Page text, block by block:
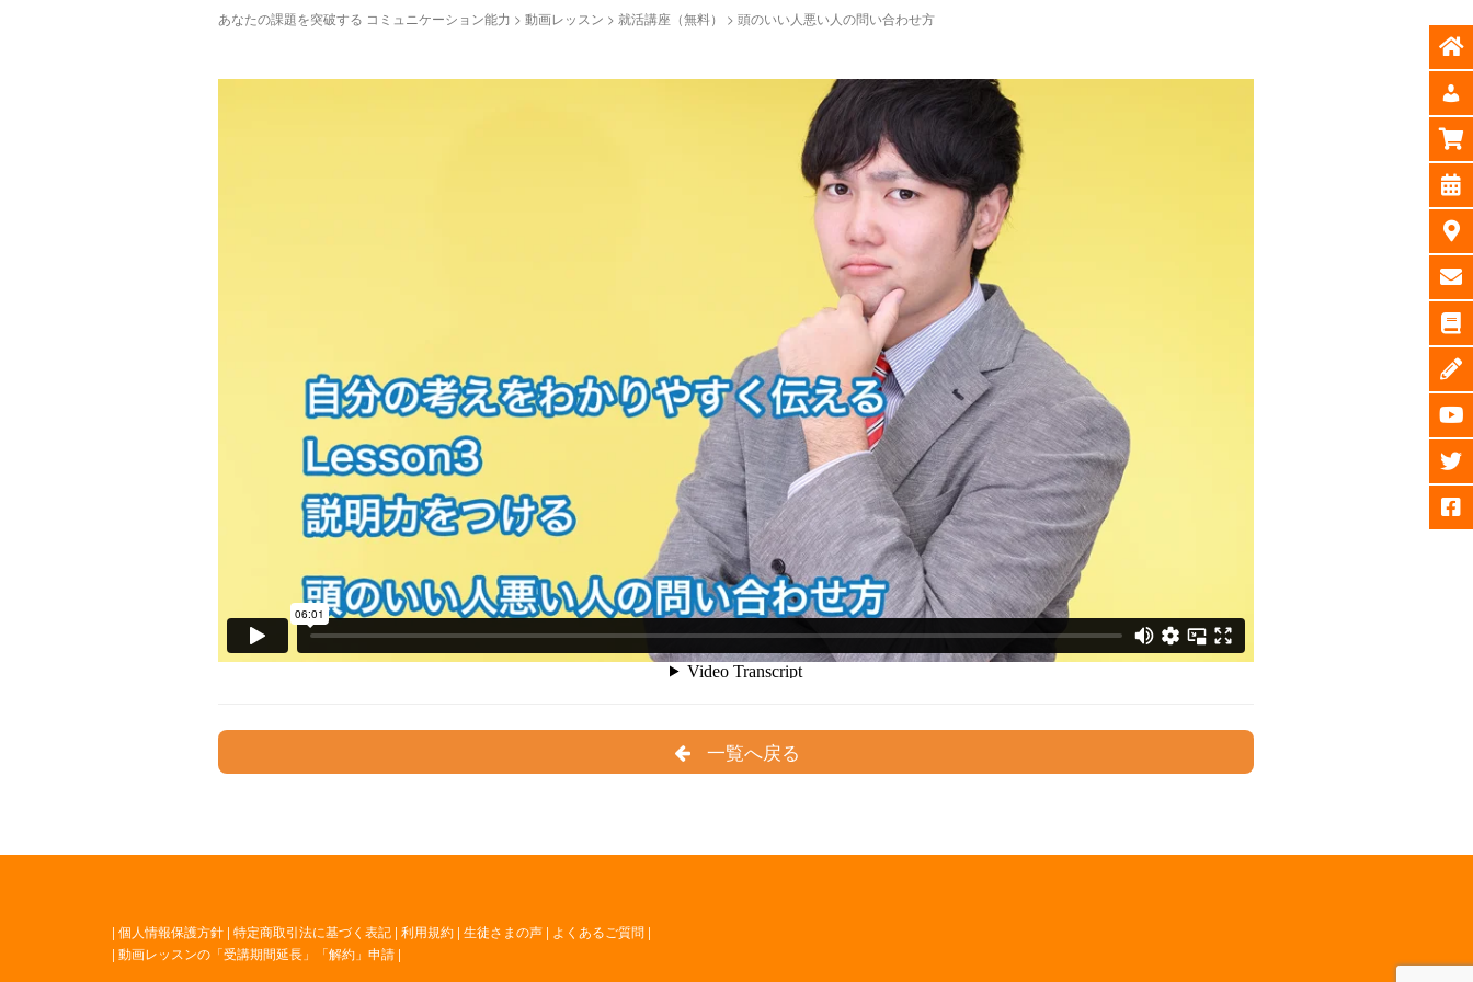
あなたの課題を突破する コミュニケーション能力 >動画レッスン >就活講座（無料） >頭のいい人悪い人の問い合わせ方
一覧へ戻る
| 個人情報保護方針 | 特定商取引法に基づく表記 | 利用規約 | 生徒さまの声 | よくあるご質問 |
| 動画レッスンの「受講期間延長」「解約」申請 |